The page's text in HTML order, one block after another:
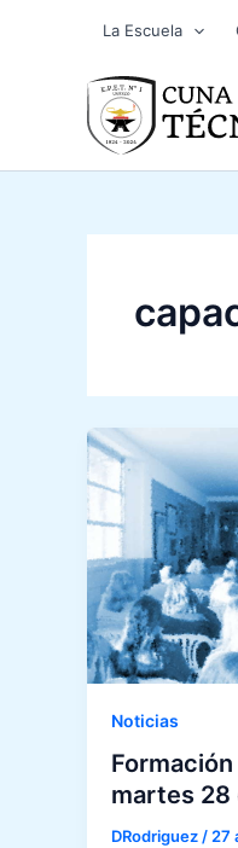
La Escuela
Noticias
martes 28
DRodriguez / 27